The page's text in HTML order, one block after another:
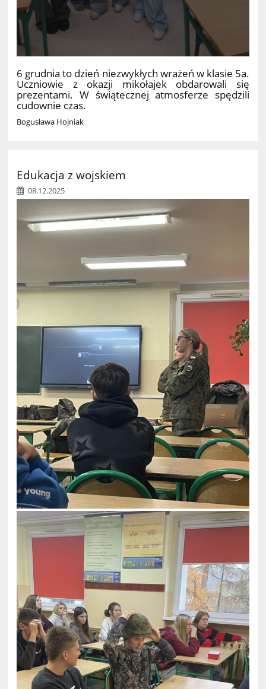
6 grudnia to dzień niezwykłych wrażeń w klasie 5a.
Uczniowie z okazji mikołajek obdarowali się
prezentami. W świątecznej atmosferze spędzili
cudownie czas.
Bogusława Hojniak
Edukacja z wojskiem
08.12.2025